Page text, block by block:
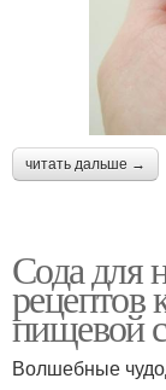
читать дальше →
Сода для
рецептов
пищевой
Волшебные